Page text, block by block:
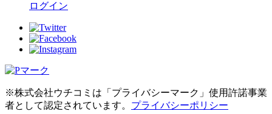
ログイン
※株式会社ウチコミは「プライバシーマーク」使用許諾事業
者として認定されています。 プライバシーポリシー